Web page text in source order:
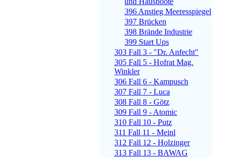
396 Anstieg Meeresspiegel
397 Brücken
398 Brände Industrie
399 Start Ups
303 Fall 3 - "Dr. Anfecht"
305 Fall 5 - Hofrat Mag.
Winkler
306 Fall 6 - Kampusch
307 Fall 7 - Luca
308 Fall 8 - Götz
309 Fall 9 - Atomic
310 Fall 10 - Putz
311 Fall 11 - Meinl
312 Fall 12 - Holzinger
313 Fall 13 - BAWAG